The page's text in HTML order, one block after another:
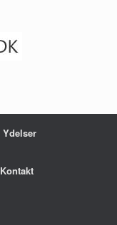
Ydelser
Kontakt